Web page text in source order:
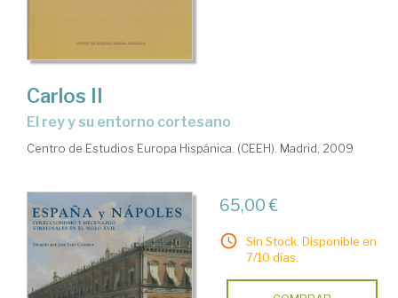
Carlos II
el rey y su entorno cortesano
Centro de Estudios Europa Hispánica. (CEEH). Madrid, 2009
65,00 €
Sin Stock. Disponible en
7/10 días.